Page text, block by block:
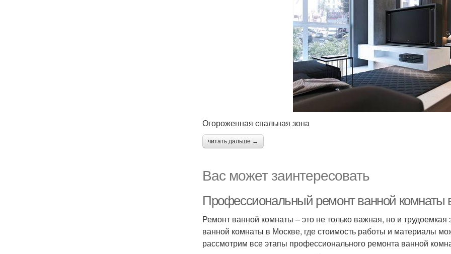
Огороженная спальная зона
читать дальше →
Вас может заинтересовать
Профессиональный ремонт ванной комнаты
Ремонт ванной комнаты – это не только важная, но и
ванной комнаты в Москве, где стоимость работы и материалы
рассмотрим все этапы профессионального ремонта ванной